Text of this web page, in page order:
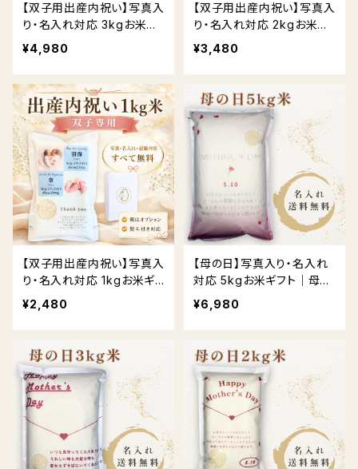
【双子用出産内祝い】写真入
り・名入れ対応 3kgお米ギ
フト｜ 送料無料
¥4,980
【双子用出産内祝い】写真入
り・名入れ対応 2kgお米ギ
フト｜贈答用BOX・熨斗対
応 送料無料
¥3,480
【双子用出産内祝い】写真入
り・名入れ対応 1kgお米ギ
フト｜贈答用BOX・熨斗対
応 送料無料
¥2,480
【母の日】写真入り・名入れ
対応 5kgお米ギフト｜母の
日限定デザイン
¥6,980